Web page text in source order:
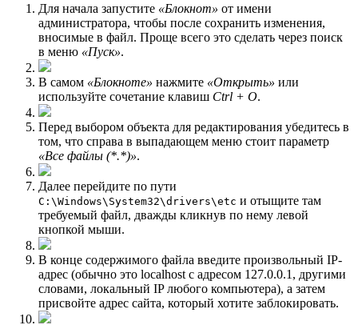
Для начала запустите «Блокнот» от имени
администратора, чтобы после сохранить изменения,
вносимые в файл. Проще всего это сделать через поиск
в меню «Пуск».
В самом «Блокноте» нажмите «Открыть» или
используйте сочетание клавиш Ctrl + O.
Перед выбором объекта для редактирования убедитесь в
том, что справа в выпадающем меню стоит параметр
«Все файлы (*.*)».
Далее перейдите по пути
C:\Windows\System32\drivers\etc и отыщите там
требуемый файл, дважды кликнув по нему левой
кнопкой мыши.
В конце содержимого файла введите произвольный IP-
адрес (обычно это localhost с адресом 127.0.0.1, другими
словами, локальный IP любого компьютера), а затем
присвойте адрес сайта, который хотите заблокировать.